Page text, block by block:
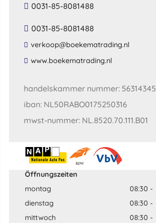
0031-85-8081488
0031-85-8081488
​verkoop​@​boekematrading​.​nl​
​www​.​boekematrading​.​nl​
handelskammer nummer: 56314345
iban: NL50RABO0175250316
mwst-nummer: NL.8520.70.111.B01
Öffnungszeiten
montag
08:30 -
dienstag
08:30 -
mittwoch
08:30 -